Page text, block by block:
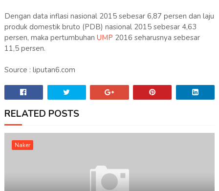
Dengan data inflasi nasional 2015 sebesar 6,87 persen dan laju
produk domestik bruto (PDB) nasional 2015 sebesar 4,63
persen, maka pertumbuhan UMP 2016 seharusnya sebesar
11,5 persen.
Source : liputan6.com
RELATED POSTS
Naker